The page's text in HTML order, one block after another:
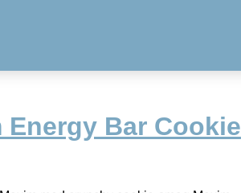
Energy Bar Cookie